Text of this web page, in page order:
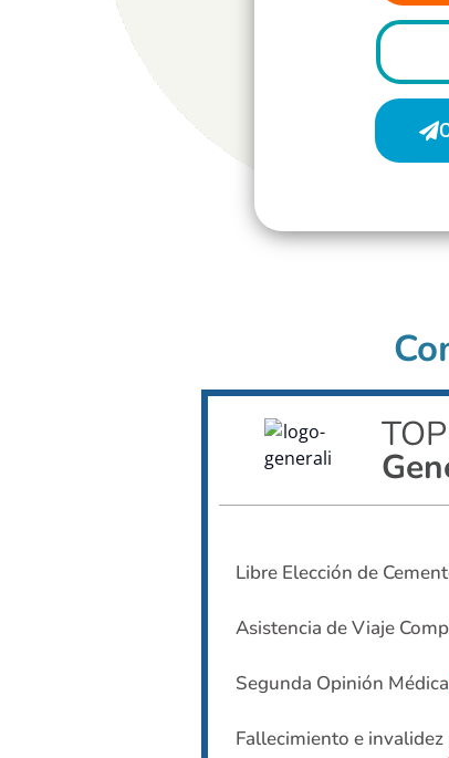
Libre Elección de
Asistencia de Viaje
Segunda Opinión Médica
Fallecimiento e invalidez